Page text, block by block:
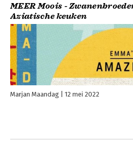
MEER Moois -
Aziatische keuken
Marjan Maandag 12 mei 2022